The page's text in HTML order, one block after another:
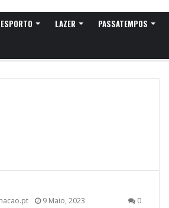
LAZER PASSATEMPOS
9 Maio, 2023 0